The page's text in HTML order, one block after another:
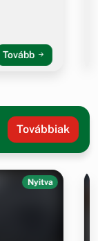
Tovább
Továbbiak
Nyitva